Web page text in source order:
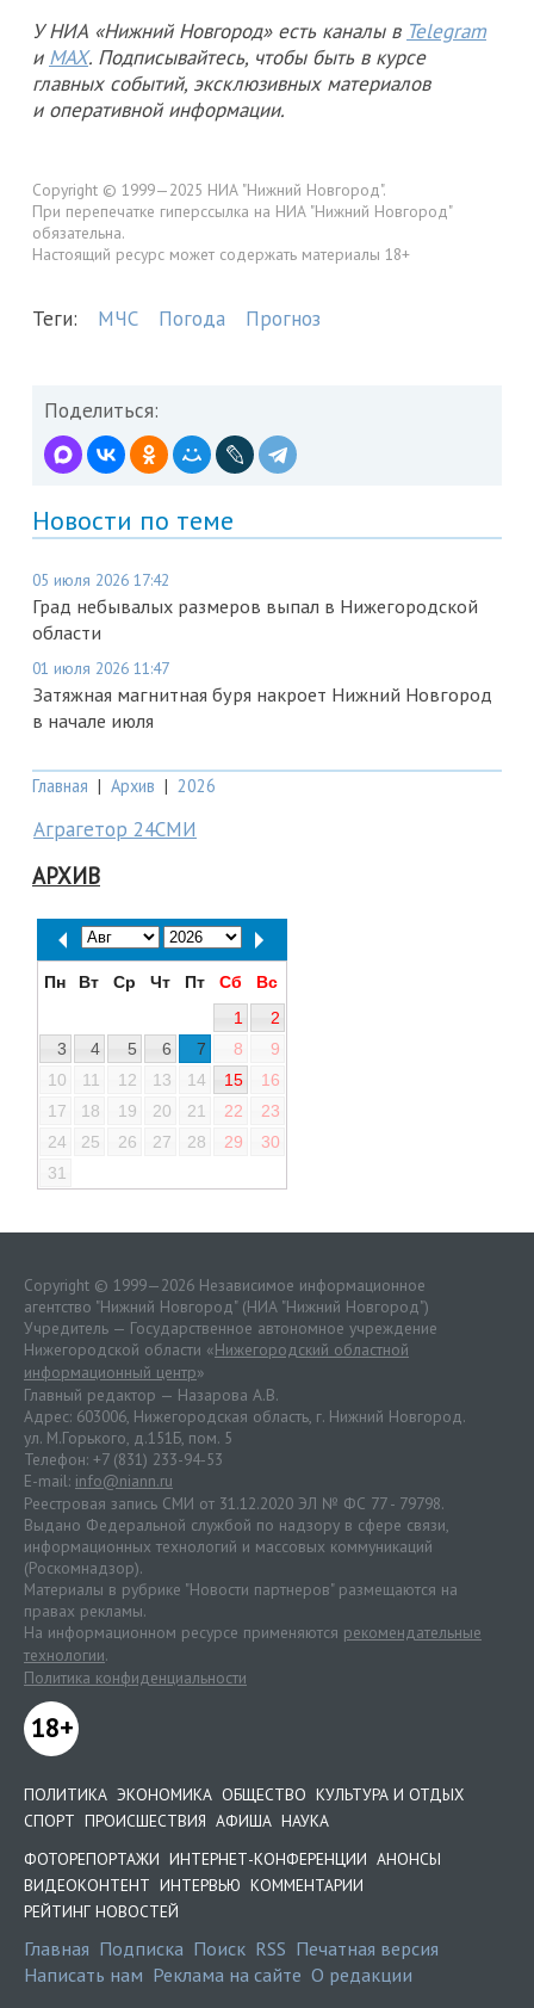
У НИА «Нижний Новгород» есть каналы в Telegram
и MAX. Подписывайтесь, чтобы быть в курсе
главных событий, эксклюзивных материалов
и оперативной информации.
Copyright © 1999—2025 НИА "Нижний Новгород".
При перепечатке гиперссылка на НИА "Нижний Новгород"
обязательна.
Настоящий ресурс может содержать материалы 18+
Теги: МЧС Погода Прогноз
Поделиться:
Новости по теме
05 июля 2026 17:42
Град небывалых размеров выпал в Нижегородской
области
01 июля 2026 11:47
Затяжная магнитная буря накроет Нижний Новгород
в начале июля
Главная | Архив | 2026
Аграгетор 24СМИ
АРХИВ
Пн Вт Ср Чт Пт Сб
Вс
1
2
3
4 5 6 7 8
9
10
11 12 13 14 15
16
17
18 19 20 21 22
23
24
25 26 27 28 29
30
31
Copyright © 1999—2026 Независимое информационное
агентство "Нижний Новгород" (НИА "Нижний Новгород")
Учредитель — Государственное автономное учреждение
Нижегородской области «Нижегородский областной
информационный центр»
Главный редактор — Назарова А.В.
Адрес: 603006, Нижегородская область, г. Нижний Новгород.
ул. М.Горького, д.151Б, пом. 5
Телефон: +7 (831) 233-94-53
E-mail: info@niann.ru
Реестровая запись СМИ от 31.12.2020 ЭЛ № ФС 77 - 79798.
Выдано Федеральной службой по надзору в сфере связи,
информационных технологий и массовых коммуникаций
(Роскомнадзор).
Материалы в рубрике "Новости партнеров" размещаются на
правах рекламы.
На информационном ресурсе применяются рекомендательные
технологии.
Политика конфиденциальности
18+
ПОЛИТИКА ЭКОНОМИКА ОБЩЕСТВО КУЛЬТУРА И ОТДЫХ
СПОРТ ПРОИСШЕСТВИЯ АФИША НАУКА
ФОТОРЕПОРТАЖИ ИНТЕРНЕТ-КОНФЕРЕНЦИИ АНОНСЫ
ВИДЕОКОНТЕНТ ИНТЕРВЬЮ КОММЕНТАРИИ
РЕЙТИНГ НОВОСТЕЙ
Главная Подписка Поиск RSS Печатная версия
Написать нам Реклама на сайте О редакции